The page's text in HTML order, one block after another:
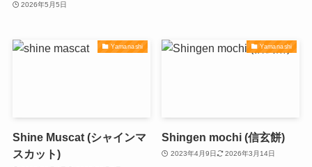
2026年5月5日
Yamanashi
Shine Muscat (シャインマ
スカット)
Yamanashi
Shingen mochi (信玄餅)
2023年4月9日 2026年3月14日